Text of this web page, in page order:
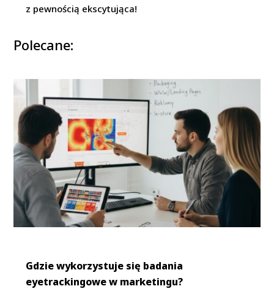
z pewnością ekscytująca!
Polecane:
Gdzie wykorzystuje się badania
eyetrackingowe w marketingu?